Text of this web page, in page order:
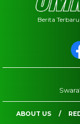
Berita
ABOUT US